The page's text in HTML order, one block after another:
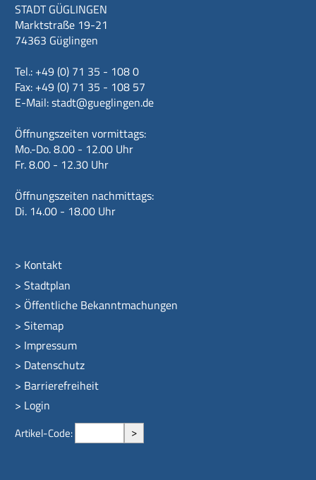
STADT GÜGLINGEN
Marktstraße 19-21
74363 Güglingen
Tel.: +49 (0) 71 35 - 108 0
Fax: +49 (0) 71 35 - 108 57
E-Mail:stadt@gueglingen.de
Öffnungszeiten vormittags:
Mo.-Do. 8.00 - 12.00 Uhr
Fr. 8.00 - 12.30 Uhr
Öffnungszeiten nachmittags:
Di. 14.00 - 18.00 Uhr
> Kontakt
> Stadtplan
> Öffentliche Bekanntmachungen
> Sitemap
> Impressum
> Datenschutz
> Barrierefreiheit
> Login
Artikel-Code: >